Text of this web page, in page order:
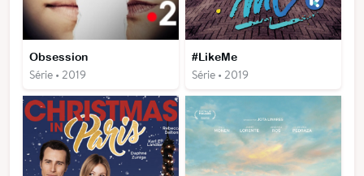
Obsession
Série • 2019
#LikeMe
Série • 2019